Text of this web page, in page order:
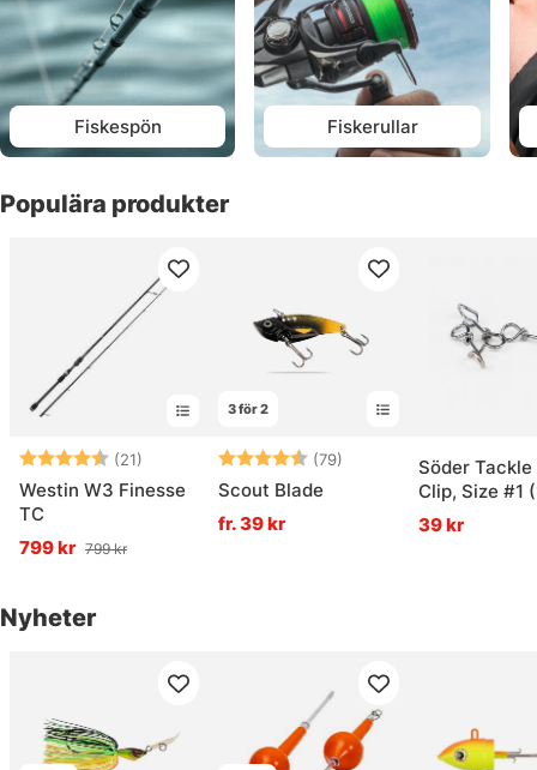
Fiskespön Fiskerullar
Populära produkter
Betyg: (21)
4.4 utav 5 stjärnor
Westin W3 Finesse
TC
799 kr 799 kr
3 för 2
Betyg: (79)
4.2 utav 5 stjärnor
Scout Blade
fr. 39 kr
Söder Tackle
Clip, Size #1
pack)
39 kr
Nyheter